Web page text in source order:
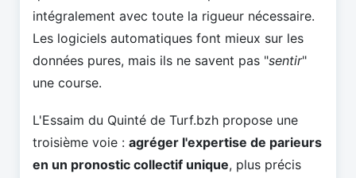
intégralement avec toute la rigueur nécessaire.
Les logiciels automatiques font mieux sur les
données pures, mais ils ne savent pas "sentir"
une course.
L'Essaim du Quinté de Turf.bzh propose une
troisième voie :agréger l'expertise de parieurs
en un pronostic collectif unique, plus précis